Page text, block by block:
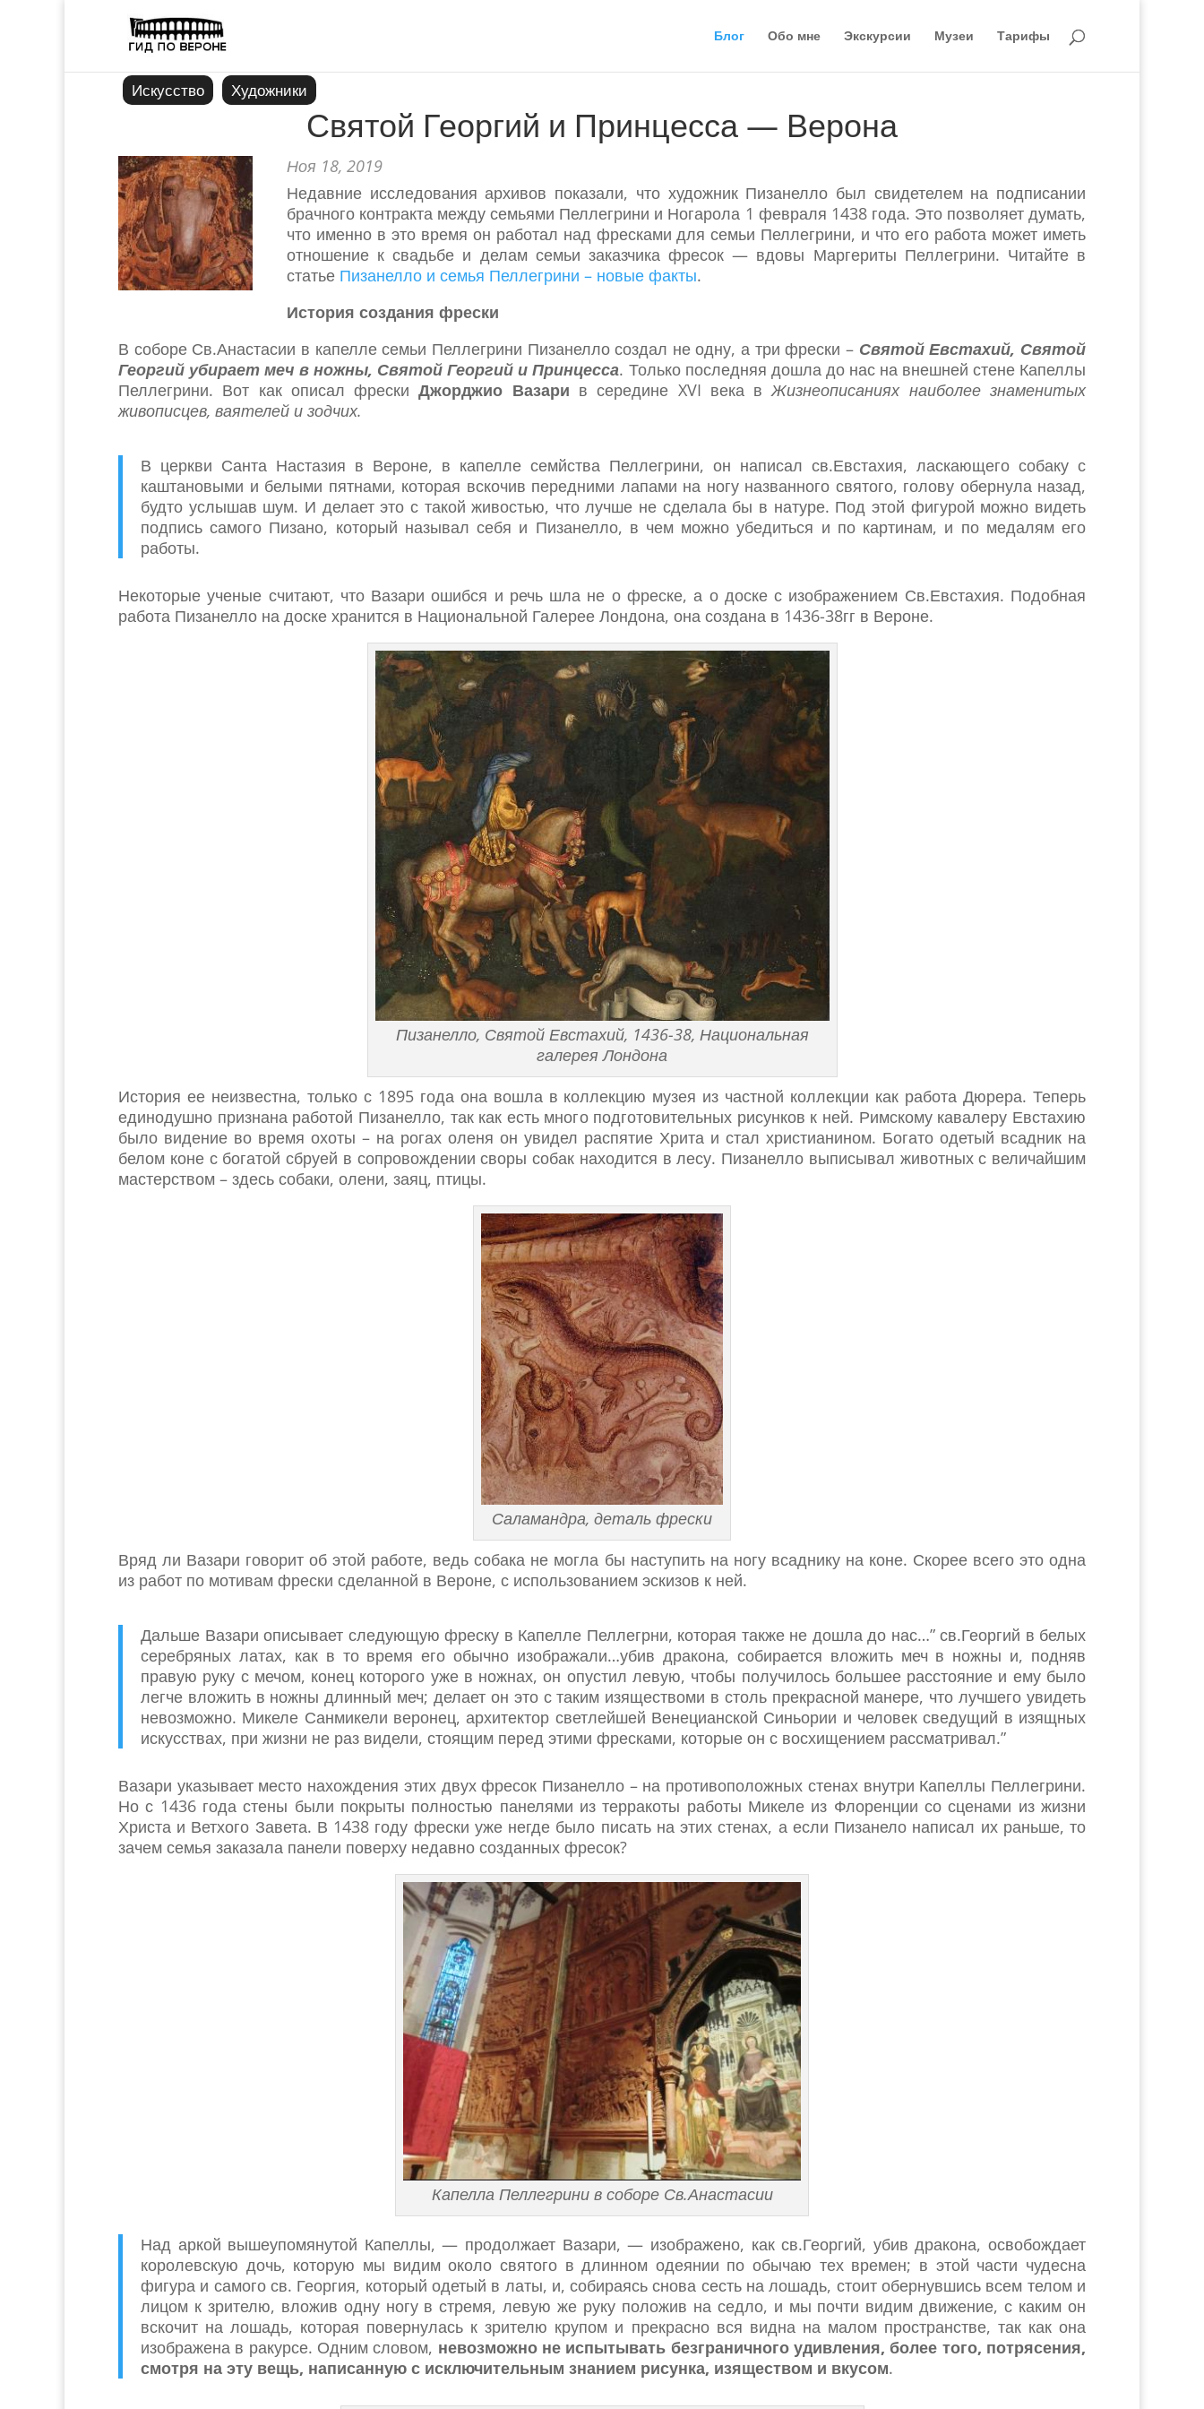
Блог Обо мне Экскурсии Музеи Тарифы
Искусство Художники
Святой Георгий и Принцесса — Верона
Ноя 18, 2019
Недавние исследования архивов показали, что художник Пизанелло был свидетелем на подписании
брачного контракта между семьями Пеллегрини и Ногарола 1 февраля 1438 года. Это позволяет думать,
что именно в это время он работал над фресками для семьи Пеллегрини, и что его работа может иметь
отношение к свадьбе и делам семьи заказчика фресок — вдовы Маргериты Пеллегрини. Читайте в
статье Пизанелло и семья Пеллегрини – новые факты.
История создания фрески
В соборе Св.Анастасии в капелле семьи Пеллегрини Пизанелло создал не одну, а три фрески – Святой Евстахий, Святой
Георгий убирает меч в ножны, Святой Георгий и Принцесса. Только последняя дошла до нас на внешней стене Капеллы
Пеллегрини. Вот как описал фрескиДжорджио Вазари в середине XVI века вЖизнеописаниях наиболее знаменитых
живописцев, ваятелей и зодчих.
В церкви Санта Настазия в Вероне, в капелле семйства Пеллегрини, он написал св.Евстахия, ласкающего собаку с
каштановыми и белыми пятнами, которая вскочив передними лапами на ногу названного святого, голову обернула назад,
будто услышав шум. И делает это с такой живостью, что лучше не сделала бы в натуре. Под этой фигурой можно видеть
подпись самого Пизано, который называл себя и Пизанелло, в чем можно убедиться и по картинам, и по медалям его
работы.
Некоторые ученые считают, что Вазари ошибся и речь шла не о фреске, а о доске с изображением Св.Евстахия. Подобная
работа Пизанелло на доске хранится в Национальной Галерее Лондона, она создана в 1436-38гг в Вероне.
Пизанелло, Святой Евстахий, 1436-38, Национальная
галерея Лондона
История ее неизвестна, только с 1895 года она вошла в коллекцию музея из частной коллекции как работа Дюрера. Теперь
единодушно признана работой Пизанелло, так как есть много подготовительных рисунков к ней. Римскому кавалеру Евстахию
было видение во время охоты – на рогах оленя он увидел распятие Хрита и стал христианином. Богато одетый всадник на
белом коне с богатой сбруей в сопровождении своры собак находится в лесу. Пизанелло выписывал животных с величайшим
мастерством – здесь собаки, олени, заяц, птицы.
Саламандра, деталь фрески
Вряд ли Вазари говорит об этой работе, ведь собака не могла бы наступить на ногу всаднику на коне. Скорее всего это одна
из работ по мотивам фрески сделанной в Вероне, с использованием эскизов к ней.
Дальше Вазари описывает следующую фреску в Капелле Пеллегрни, которая также не дошла до нас…” св.Георгий в белых
серебряных латах, как в то время его обычно изображали…убив дракона, собирается вложить меч в ножны и, подняв
правую руку с мечом, конец которого уже в ножнах, он опустил левую, чтобы получилось большее расстояние и ему было
легче вложить в ножны длинный меч; делает он это с таким изяществоми в столь прекрасной манере, что лучшего увидеть
невозможно. Микеле Санмикели веронец, архитектор светлейшей Венецианской Синьории и человек сведущий в изящных
искусствах, при жизни не раз видели, стоящим перед этими фресками, которые он с восхищением рассматривал.”
Вазари указывает место нахождения этих двух фресок Пизанелло – на противоположных стенах внутри Капеллы Пеллегрини.
Но с 1436 года стены были покрыты полностью панелями из терракоты работы Микеле из Флоренции со сценами из жизни
Христа и Ветхого Завета. В 1438 году фрески уже негде было писать на этих стенах, а если Пизанело написал их раньше, то
зачем семья заказала панели поверху недавно созданных фресок?
Капелла Пеллегрини в соборе Св.Анастасии
Над аркой вышеупомянутой Капеллы, — продолжает Вазари, — изображено, как св.Георгий, убив дракона, освобождает
королевскую дочь, которую мы видим около святого в длинном одеянии по обычаю тех времен; в этой части чудесна
фигура и самого св. Георгия, который одетый в латы, и, собираясь снова сесть на лошадь, стоит обернувшись всем телом и
лицом к зрителю, вложив одну ногу в стремя, левую же руку положив на седло, и мы почти видим движение, с каким он
вскочит на лошадь, которая повернулась к зрителю крупом и прекрасно вся видна на малом пространстве, так как она
изображена в ракурсе. Одним словом, невозможно не испытывать безграничного удивления, более того, потрясения,
смотря на эту вещь, написанную с исключительным знанием рисунка, изяществом и вкусом.